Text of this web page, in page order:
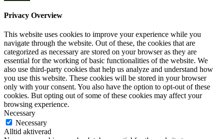
Privacy Overview
This website uses cookies to improve your experience while you
navigate through the website. Out of these, the cookies that are
categorized as necessary are stored on your browser as they are
essential for the working of basic functionalities of the website. We
also use third-party cookies that help us analyze and understand how
you use this website. These cookies will be stored in your browser
only with your consent. You also have the option to opt-out of these
cookies. But opting out of some of these cookies may affect your
browsing experience.
Necessary
Necessary
Alltid aktiverad